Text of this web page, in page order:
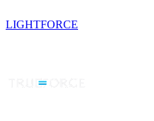
LIGHTFORCE